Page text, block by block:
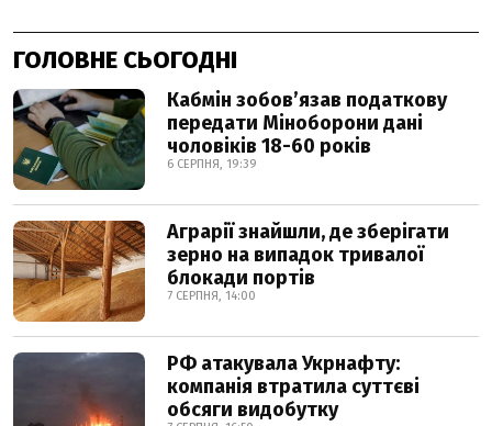
ГОЛОВНЕ СЬОГОДНІ
Кабмін зобовʼязав податкову
передати Міноборони дані
чоловіків 18-60 років
6 СЕРПНЯ, 19:39
Аграрії знайшли, де зберігати
зерно на випадок тривалої
блокади портів
7 СЕРПНЯ, 14:00
РФ атакувала Укрнафту:
компанія втратила суттєві
обсяги видобутку